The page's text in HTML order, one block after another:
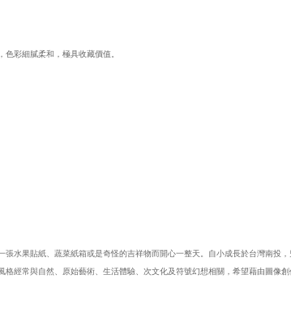
彩細膩柔和，極具收藏價值。
水果貼紙、蔬菜紙箱或是奇怪的吉祥物而開心一整天。自小成長於台灣南
經常與自然、原始藝術、生活體驗、次文化及符號幻想相關，希望藉由圖像創